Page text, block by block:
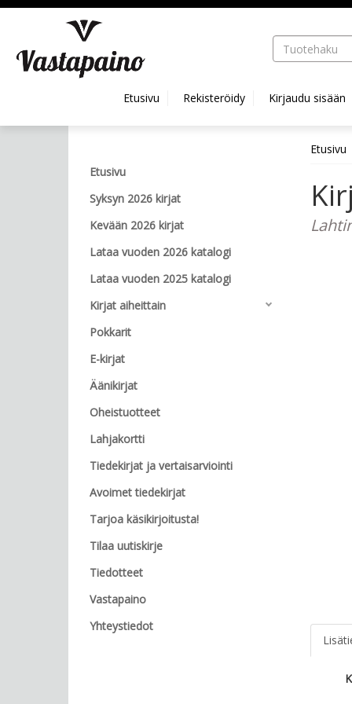
Hyppää pääsisältöön
Etusivu Rekisteröidy Kirjaudu sisään
Etusivu
Syksyn 2026 kirjat
Kevään 2026 kirjat
Lataa vuoden 2026 katalogi
Lataa vuoden 2025 katalogi
Kirjat aiheittain
Pokkarit
E-kirjat
Äänikirjat
Oheistuotteet
Lahjakortti
Tiedekirjat ja vertaisarviointi
Avoimet tiedekirjat
Tarjoa käsikirjoitusta!
Tilaa uutiskirje
Tiedotteet
Vastapaino
Yhteystiedot
Etusivu